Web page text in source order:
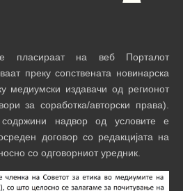
пласираат на веб Порталот
преку сопствената новинарска
медиумски издавачи од регионот
за соработка/авторски права).
надвор од условите е
договор со редакцијата на
со одговорниот уредник.